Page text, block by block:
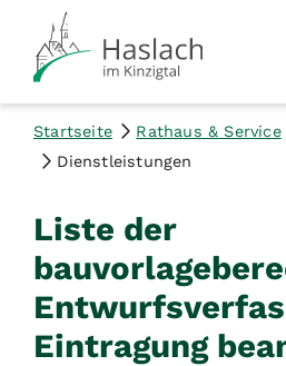
Startseite Rathaus & Service
Dienstleistungen
Liste der
Eintragung